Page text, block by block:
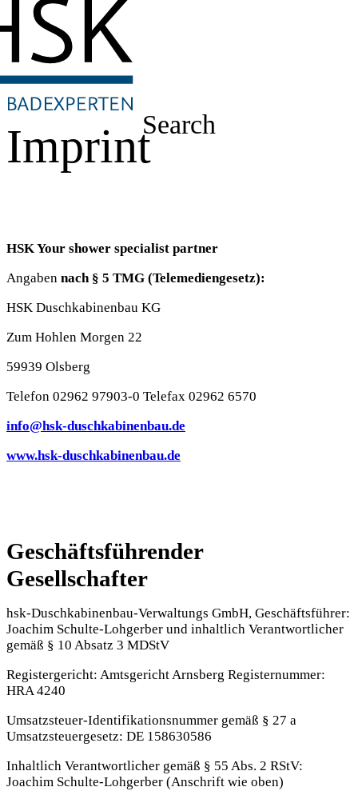
Search
Imprint
HSK Your shower specialist partner
Angaben nach § 5 TMG (Telemediengesetz):
HSK Duschkabinenbau KG
Zum Hohlen Morgen 22
59939 Olsberg
Telefon 02962 97903-0 Telefax 02962 6570
info@hsk-duschkabinenbau.de
www.hsk-duschkabinenbau.de
Geschäftsführender
Gesellschafter
hsk-Duschkabinenbau-Verwaltungs GmbH, Geschäftsführer:
Joachim Schulte-Lohgerber und inhaltlich Verantwortlicher
gemäß § 10 Absatz 3 MDStV
Registergericht: Amtsgericht Arnsberg Registernummer:
HRA 4240
Umsatzsteuer-Identifikationsnummer gemäß § 27 a
Umsatzsteuergesetz: DE 158630586
Inhaltlich Verantwortlicher gemäß § 55 Abs. 2 RStV:
Joachim Schulte-Lohgerber (Anschrift wie oben)